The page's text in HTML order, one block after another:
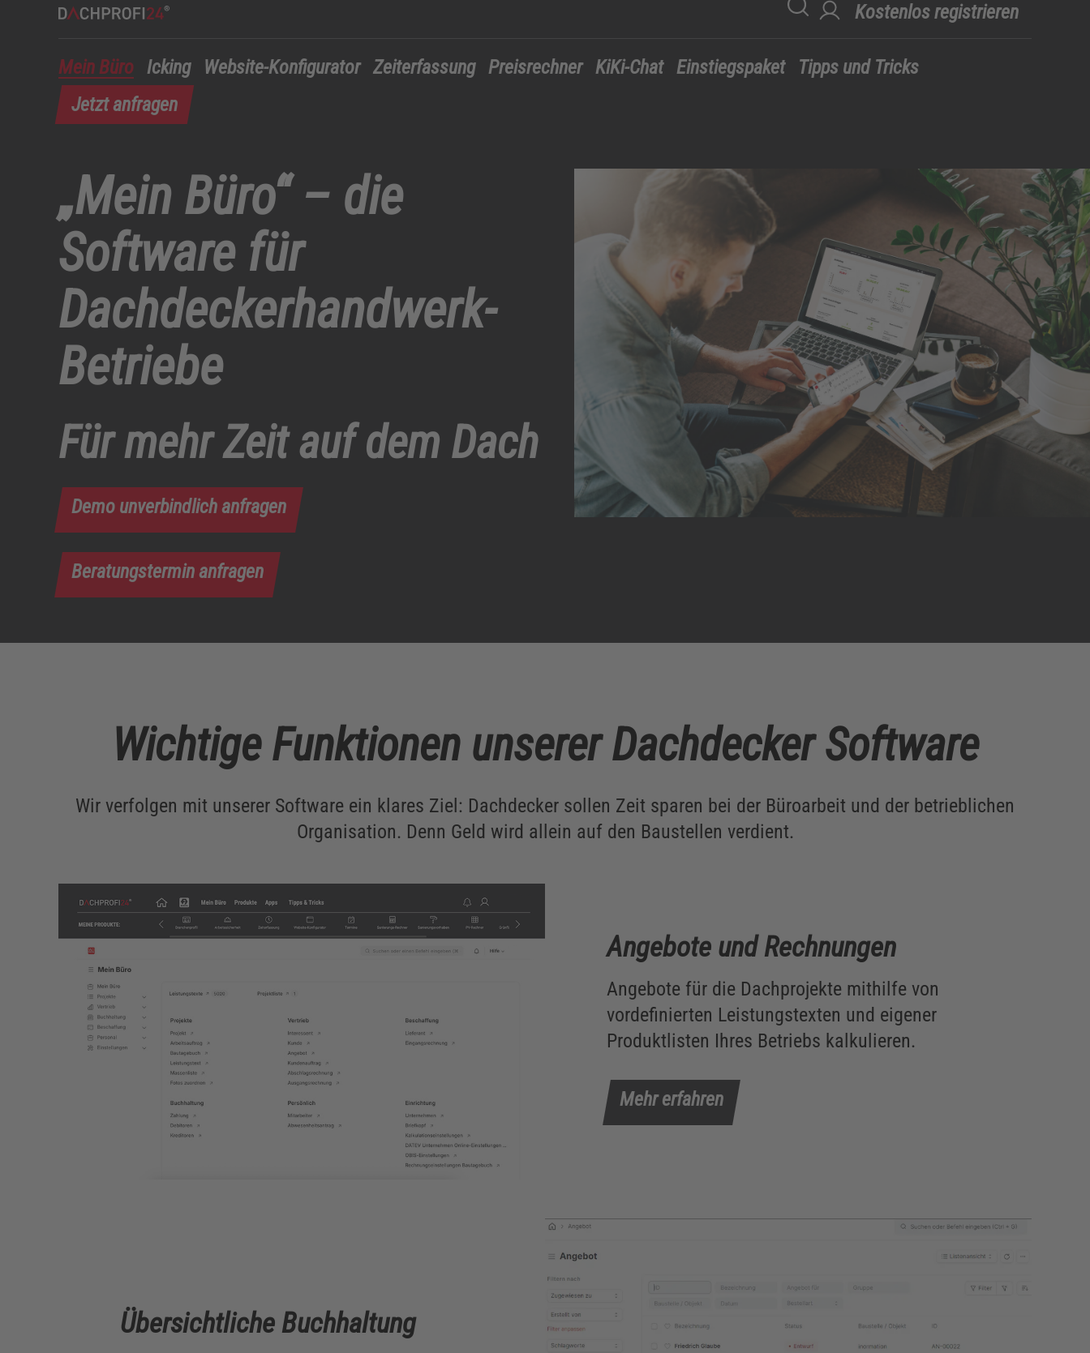
Kostenlos registrieren
Mein Büro Icking Website-Konfigurator Zeiterfassung Preisrechner KiKi-Chat Einstiegspaket
Tipps und Tricks
Jetzt anfragen
„Mein Büro“ – die
Software für
Dachdeckerhandwerk-
Betriebe
Für mehr Zeit auf dem Dach
Demo unverbindlich anfragen
Beratungstermin anfragen
Wichtige Funktionen unserer Dachdecker Software
Wir verfolgen mit unserer Software ein klares Ziel: Dachdecker sollen Zeit sparen bei der Büroarbeit und der betrieblichen
Organisation. Denn Geld wird allein auf den Baustellen verdient.
Angebote und Rechnungen
Angebote für die Dachprojekte mithilfe von
vordefinierten Leistungstexten und eigener
Produktlisten Ihres Betriebs kalkulieren.
Mehr erfahren
Übersichtliche Buchhaltung